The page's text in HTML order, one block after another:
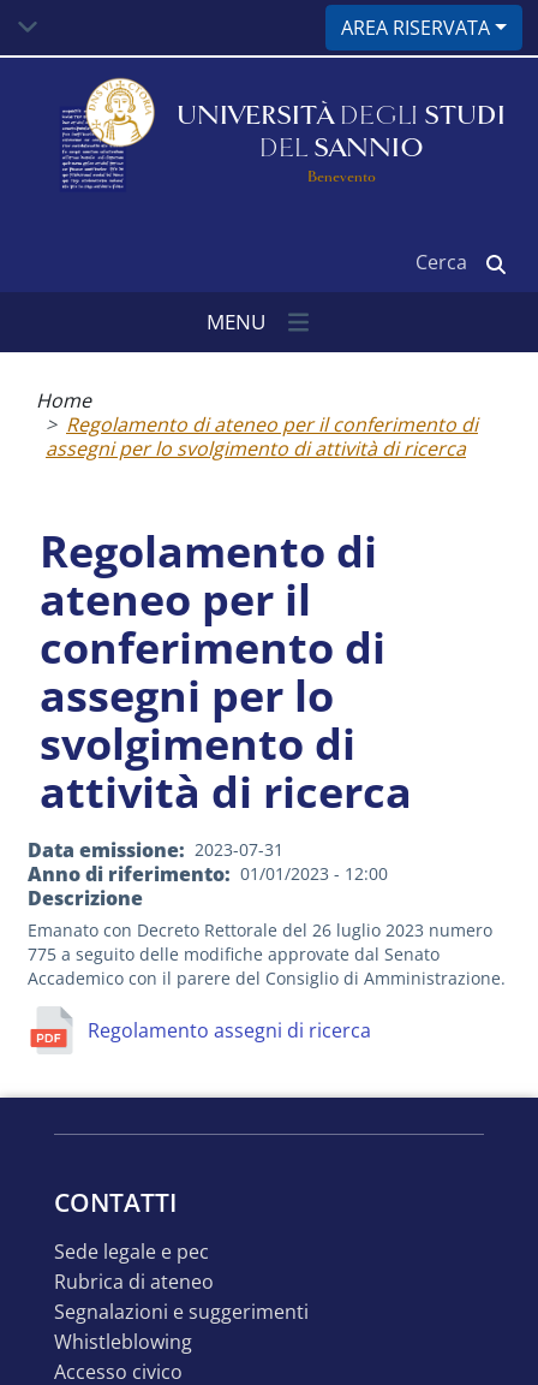
contenuto
AREA RISERVATA
UNIVERSITÀ DEGLI STUDI
DEL SANNIO
Benevento
MENU
pane
Home
Regolamento di ateneo per il conferimento di
assegni per lo svolgimento di attività di ricerca
Regolamento di
ateneo per il
conferimento di
assegni per lo
svolgimento di
attività di ricerca
Data emissione 2023-07-31
Anno di riferimento 01/01/2023 - 12:00
Descrizione
Emanato con Decreto Rettorale del 26 luglio 2023 numero
775 a seguito delle modifiche approvate dal Senato
Accademico con il parere del Consiglio di Amministrazione.
Regolamento assegni di ricerca
CONTATTI
sede legale e pec
rubrica di ateneo
segnalazioni e suggerimenti
whistleblowing
accesso civico